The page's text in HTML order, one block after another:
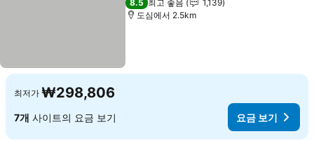
8.5 최고 좋음
1,139
도심에서 2.5km
최저가 ₩298,806
7개 사이트의 요금 보기 요금 보기